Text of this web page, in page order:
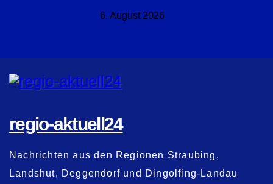
6. August 2026
regio-aktuell24
Nachrichten aus den Regionen Straubing,
Landshut, Deggendorf und Dingolfing-Landau